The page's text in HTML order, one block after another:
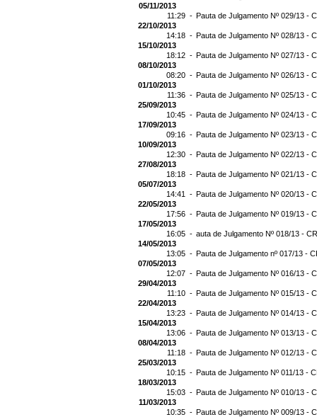
05/11/2013
11:29 - Pauta de Julgamento Nº 029/13 -
22/10/2013
14:18 - Pauta de Julgamento Nº 028/13 -
15/10/2013
18:12 - Pauta de Julgamento Nº 027/13 -
08/10/2013
08:20 - Pauta de Julgamento Nº 026/13 -
01/10/2013
11:36 - Pauta de Julgamento Nº 025/13 -
25/09/2013
10:45 - Pauta de Julgamento Nº 024/13 -
17/09/2013
09:16 - Pauta de Julgamento Nº 023/13 -
10/09/2013
12:30 - Pauta de Julgamento Nº 022/13 -
27/08/2013
18:18 - Pauta de Julgamento Nº 021/13 -
05/07/2013
14:41 - Pauta de Julgamento Nº 020/13 -
22/05/2013
17:56 - Pauta de Julgamento Nº 019/13 -
17/05/2013
16:05 - auta de Julgamento Nº 018/13 -
14/05/2013
13:05 - Pauta de Julgamento nº 017/13 -
07/05/2013
12:07 - Pauta de Julgamento Nº 016/13 -
29/04/2013
11:10 - Pauta de Julgamento Nº 015/13 -
22/04/2013
13:23 - Pauta de Julgamento Nº 014/13 -
15/04/2013
13:06 - Pauta de Julgamento Nº 013/13 -
08/04/2013
11:18 - Pauta de Julgamento Nº 012/13 -
25/03/2013
10:15 - Pauta de Julgamento Nº 011/13 -
18/03/2013
15:03 - Pauta de Julgamento Nº 010/13 -
11/03/2013
10:35 - Pauta de Julgamento Nº 009/13 -